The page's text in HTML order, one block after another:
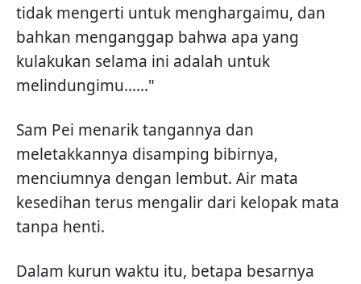
tidak mengerti untuk menghargaimu, dan
bahkan menganggap bahwa apa yang
kulakukan selama ini adalah untuk
melindungimu......"
Sam Pei menarik tangannya dan
meletakkannya disamping bibirnya,
menciumnya dengan lembut. Air mata
kesedihan terus mengalir dari kelopak mata
tanpa henti.
Dalam kurun waktu itu, betapa besarnya